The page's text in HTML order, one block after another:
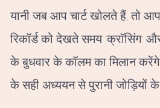
यानी जब आप चार्ट खोलते हैं, तो
रिकॉर्ड को देखते समय 'क्रॉसिंग'
के बुधवार के कॉलम का मिलान
के सही अध्ययन से पुरानी